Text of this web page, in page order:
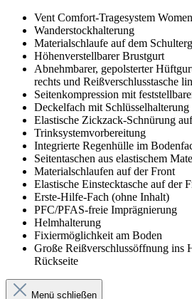
Vent Comfort-Tragesystem Women
Wanderstockhalterung
Materialschlaufe auf dem
Höhenverstellbarer Brustgurt
Abnehmbarer, gepolsterter
rechts und Reißverschlusstasche
Seitenkompression mit
Deckelfach mit Schlüsselhalterung
Elastische Zickzack-Schnürung
Trinksystemvorbereitung
Integrierte Regenhülle im
Seitentaschen aus elastischem
Materialschlaufen auf der Front
Elastische Einstecktasche auf der
Erste-Hilfe-Fach (ohne Inhalt)
PFC/PFAS-freie Imprägnierung
Helmhalterung
Fixiermöglichkeit am Boden
Große Reißverschlussöffnung ins
Rückseite
Menü schließen